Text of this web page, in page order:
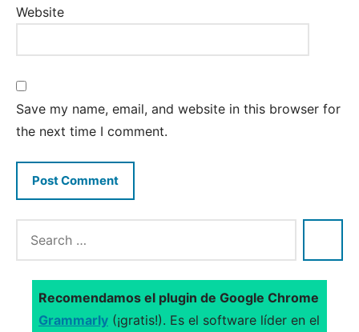
Website
Save my name, email, and website in this browser for
the next time I comment.
Recomendamos el plugin de Google Chrome
Grammarly (¡gratis!). Es el software líder en el